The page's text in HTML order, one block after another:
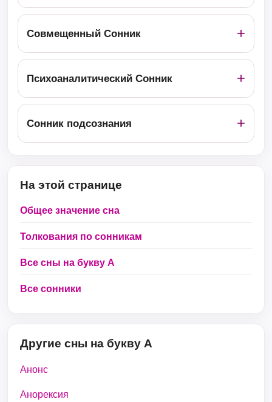
Совмещенный Сонник
Психоаналитический Сонник
Сонник подсознания
На этой странице
Общее значение сна
Толкования по сонникам
Все сны на букву А
Все сонники
Другие сны на букву А
Анонс
Анорексия